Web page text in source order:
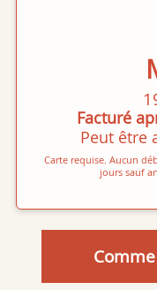
Facturé
Peut être
Carte requise. Aucun
jours sauf